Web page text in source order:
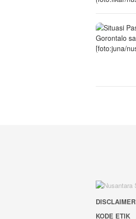
DISCLAIMER
KODE ETIK